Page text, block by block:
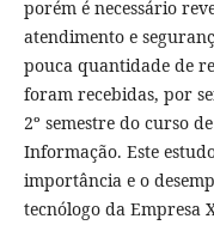
porém é necessário
atendimento e
pouca quantidade de
foram recebidas, por
2º semestre do curso
Informação. Este
importância e o
tecnólogo da Empresa